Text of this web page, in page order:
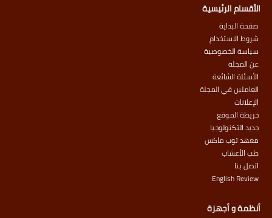
الأقسام الرئيسية
صفحة البداية
شروط الاستخدام
سياسة الخصوصية
عن المجلة
الأسئلة الشائعة
العاملين في المجلة
الإعلانات
خريطة الموقع
جديد التكنولوجيا
معهد توب ماكس
طب الأعشاب
اتصل بنا
English Review
أنظمة و أجهزة